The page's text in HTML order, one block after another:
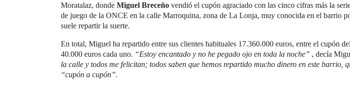
Moratalaz, donde Miguel Breceño vendió el cupón agraciado con las cinco cifras más la
de juego de la ONCE en la calle Marroquina, zona de La Lonja, muy conocida en el barrio
suele repartir la suerte.
En total, Miguel ha repartido entre sus clientes habituales 17.360.000 euros, entre el cupón
40.000 euros cada uno. “Estoy encantado y no he pegado ojo en toda la noche” , decía
la calle y todos me felicitan; todos saben que hemos repartido mucho dinero en este barrio,
“cupón a cupón”.